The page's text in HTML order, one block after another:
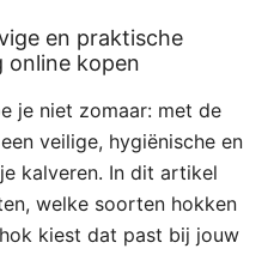
en praktische
online kopen
je niet zomaar: met de
veilige, hygiënische en
kalveren. In dit artikel
welke soorten hokken
kiest dat past bij jouw